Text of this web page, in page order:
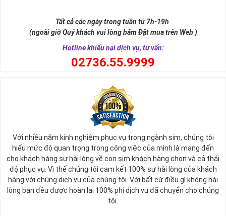
hồng mao. Bởi đây là con số đẹp nhất, quyền quý nhất trong tất cả
các số còn lại nó đại diện cho quyền lực, sức mạnh, sự kiêu hãnh
Sim Lục Quý 9 có ý nghĩa gì?
Tất cả các ngày trong tuần từ 7h-19h
(ngoài giờ Quý khách vui lòng bấm Đặt mua trên Web )
Hotline khiếu nại dịch vụ, tư vấn:
02736.55.9999
Với nhiều năm kinh nghiệm phục vụ trong ngành sim, chúng tôi
hiểu mức độ quan trọng trong công việc của mình là mang đến
cho khách hàng sự hài lòng về con sim khách hàng chọn và cả thái
độ phục vụ. Vì thế chúng tôi cam kết 100% sự hài lòng của khách
hàng với chúng dịch vụ của chúng tôi. Với bất cứ điều gì không hài
lòng bạn đều được hoàn lại 100% phí dịch vụ đã chuyển cho chúng
tôi.